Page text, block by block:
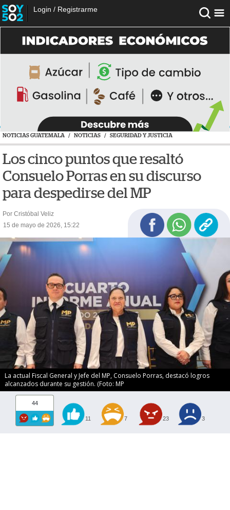
Login / Registrarme
NOTICIAS GUATEMALA / NOTICIAS / SEGURIDAD Y JUSTICIA
Los cinco puntos que resaltó
Consuelo Porras en su discurso
para despedirse del MP
Por Cristóbal Veliz
15 de mayo de 2026, 15:22
La actual Fiscal General y Jefe del MP, Consuelo Porras, destacó logros
alcanzados durante su gestión. (Foto: MP
44
11 7 23 3